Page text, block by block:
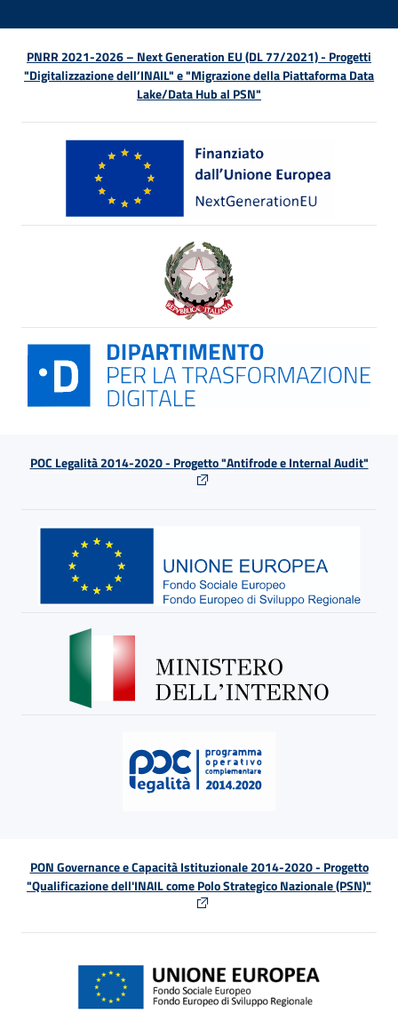
PNRR 2021-2026 – Next Generation EU (DL 77/2021) - Progetti
"Digitalizzazione dell’INAIL" e "Migrazione della Piattaforma Data
Lake/Data Hub al PSN"
POC Legalità 2014-2020 - Progetto "Antifrode e Internal Audit"
PON Governance e Capacità Istituzionale 2014-2020 - Progetto
"Qualificazione dell'INAIL come Polo Strategico Nazionale (PSN)"